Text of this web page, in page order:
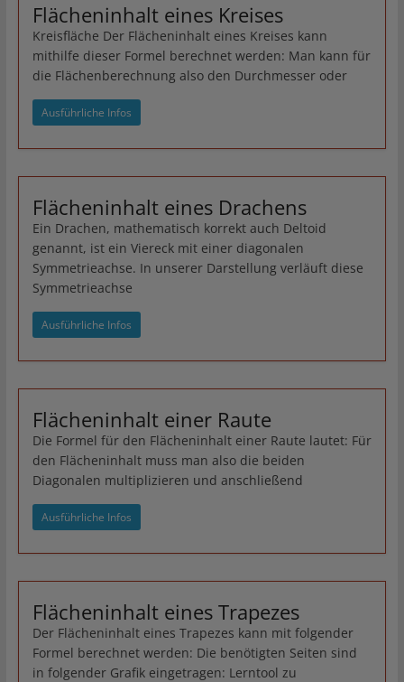
Flächeninhalt eines Kreises
Kreisfläche Der Flächeninhalt eines Kreises kann
mithilfe dieser Formel berechnet werden: Man kann für
die Flächenberechnung also den Durchmesser oder
Ausführliche Infos
Flächeninhalt eines Drachens
Ein Drachen, mathematisch korrekt auch Deltoid
genannt, ist ein Viereck mit einer diagonalen
Symmetrieachse. In unserer Darstellung verläuft diese
Symmetrieachse
Ausführliche Infos
Flächeninhalt einer Raute
Die Formel für den Flächeninhalt einer Raute lautet: Für
den Flächeninhalt muss man also die beiden
Diagonalen multiplizieren und anschließend
Ausführliche Infos
Flächeninhalt eines Trapezes
Der Flächeninhalt eines Trapezes kann mit folgender
Formel berechnet werden: Die benötigten Seiten sind
in folgender Grafik eingetragen: Lerntool zu